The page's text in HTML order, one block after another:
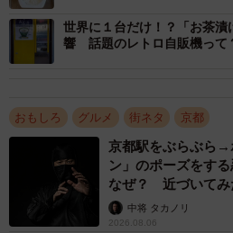
焼肉の自販機メニューその２
（１）ＢＢＱ盛り合わせ 初心者
ミ、ウインナー、ハーブチキン、
世界に１台だけ！？「お茶漬
響 話題のレトロ自販機って
おもしろ グルメ 街ネタ 京都
京都駅をぶらぶら→
ン」のポーズをす
なぜ？ 近づいて
未熟」中将 タカノリ
2026.08.06